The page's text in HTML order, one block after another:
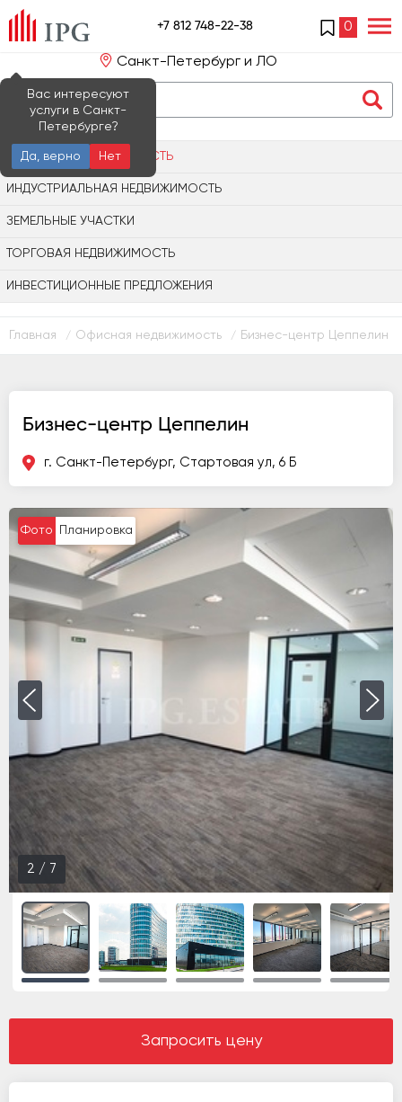
+7 812 748-22-38 0
Санкт-Петербург и ЛО
Вас интересуют
услуги в Санкт-
Петербурге?
Да, верно Нет
ОФИСНАЯ НЕДВИЖИМОСТЬ
ИНДУСТРИАЛЬНАЯ НЕДВИЖИМОСТЬ
ЗЕМЕЛЬНЫЕ УЧАСТКИ
ТОРГОВАЯ НЕДВИЖИМОСТЬ
ИНВЕСТИЦИОННЫЕ ПРЕДЛОЖЕНИЯ
Главная / Офисная недвижимость / Бизнес-центр Цеппелин
Бизнес-центр Цеппелин
г. Санкт-Петербург, Стартовая ул, 6 Б
Фото Планировка
2 / 7
Запросить цену